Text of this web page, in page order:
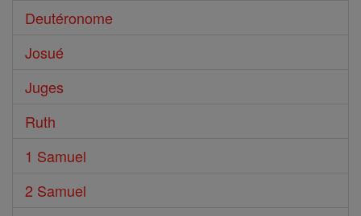
Deutéronome
Josué
Juges
Ruth
1 Samuel
2 Samuel